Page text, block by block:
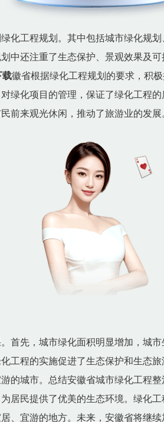
化工程规划。其中包括城市绿化规
中还注重了生态保护、景观效果及
载徽省根据绿化工程规划的要求，积
绿化项目的管理，保证了绿化工程
前来观光休闲，推动了旅游业的发展
首先，城市绿化面积明显增加，城
工程的实施促进了生态保护和生态
的城市。总结安徽省城市绿化工程
居民提供了优美的生态环境。绿化
、宜游的地方。未来，安徽省将继